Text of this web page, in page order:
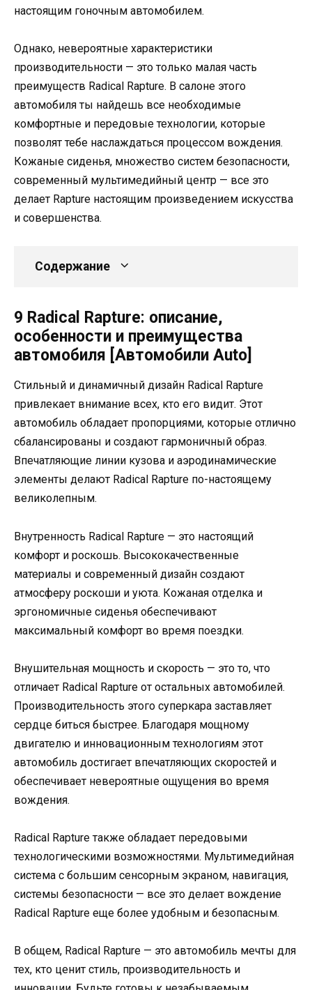
настоящим гоночным автомобилем.
Однако, невероятные характеристики
производительности — это только малая часть
преимуществ Radical Rapture. В салоне этого
автомобиля ты найдешь все необходимые
комфортные и передовые технологии, которые
позволят тебе наслаждаться процессом вождения.
Кожаные сиденья, множество систем безопасности,
современный мультимедийный центр — все это
делает Rapture настоящим произведением искусства
и совершенства.
Содержание
9 Radical Rapture: описание,
особенности и преимущества
автомобиля [Автомобили Auto]
Стильный и динамичный дизайн Radical Rapture
привлекает внимание всех, кто его видит. Этот
автомобиль обладает пропорциями, которые отлично
сбалансированы и создают гармоничный образ.
Впечатляющие линии кузова и аэродинамические
элементы делают Radical Rapture по-настоящему
великолепным.
Внутренность Radical Rapture — это настоящий
комфорт и роскошь. Высококачественные
материалы и современный дизайн создают
атмосферу роскоши и уюта. Кожаная отделка и
эргономичные сиденья обеспечивают
максимальный комфорт во время поездки.
Внушительная мощность и скорость — это то, что
отличает Radical Rapture от остальных автомобилей.
Производительность этого суперкара заставляет
сердце биться быстрее. Благодаря мощному
двигателю и инновационным технологиям этот
автомобиль достигает впечатляющих скоростей и
обеспечивает невероятные ощущения во время
вождения.
Radical Rapture также обладает передовыми
технологическими возможностями. Мультимедийная
система с большим сенсорным экраном, навигация,
системы безопасности — все это делает вождение
Radical Rapture еще более удобным и безопасным.
В общем, Radical Rapture — это автомобиль мечты для
тех, кто ценит стиль, производительность и